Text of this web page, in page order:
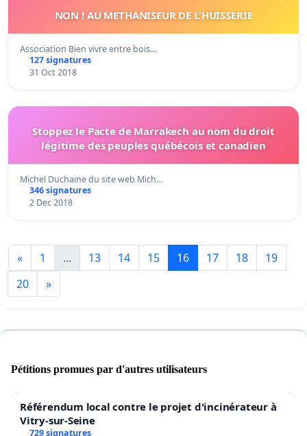
NON ! AU METHANISEUR DE L'HUISSERIE
Association Bien vivre entre bois…
127 signatures
31 Oct 2018
Stoppez le Pacte de Marrakech au nom du droit
légitime des peuples québécois et canadien
Michel Duchaine du site web Mich…
346 signatures
2 Dec 2018
« 1 ... 13 14 15 16 17 18
19
20
»
Pétitions promues par d'autres utilisateurs
Référendum local contre le projet d'incinérateur à
Vitry-sur-Seine
729 signatures